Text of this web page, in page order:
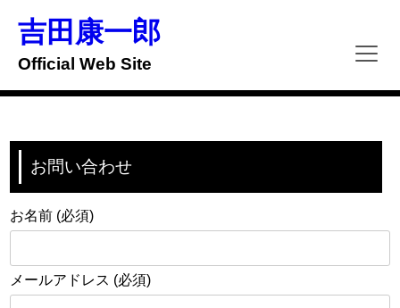
content
吉田康一郎
Official Web Site
お問い合わせ
お名前 (必須)
メールアドレス (必須)